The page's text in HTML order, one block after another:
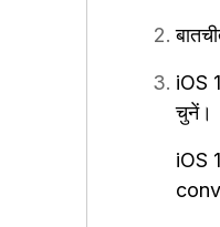
iOS
चुनें।
iOS